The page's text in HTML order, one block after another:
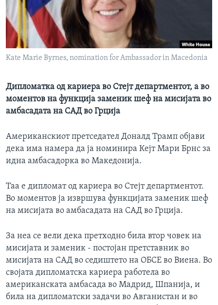
ИНТЕРВЈУА
Јазици
Kate Marie Byrnes, nomination for Ambassador in Macedonia
Дипломатка од кариера во Стејт департментот, а во
моментов на функција заменик шеф на мисијата во
амбасадата на САД во Грција
Американскиот претседател Доналд Трамп објави
дека има намера да ја номинира Кејт Мари Брнс за
идна амбасадорка во Македонија.
Таа е дипломат од кариера во Стејт департментот.
Во моментов ја извршува функцијата заменик шеф
на мисијата во амбасадата на САД во Грција.
За неа се вели дека претходно била втор човек на
мисијата и заменик - постојан претставник во
мисијата на САД во седиштето на ОБСЕ во Виена. Во
својата дипломатска кариера работела во
американската амбасада во Мадрид, Шпанија, и
била на дипломатски задачи во Авганистан и во